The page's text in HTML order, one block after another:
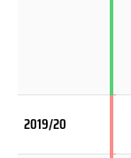
2019/20